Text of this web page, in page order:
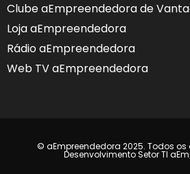
Clube aEmpreendedora de
Loja aEmpreendedora
Rádio aEmpreendedora
Web TV aEmpreendedora
© aEmpreendedora 2025. Todos os
Desenvolvimento Setor TI